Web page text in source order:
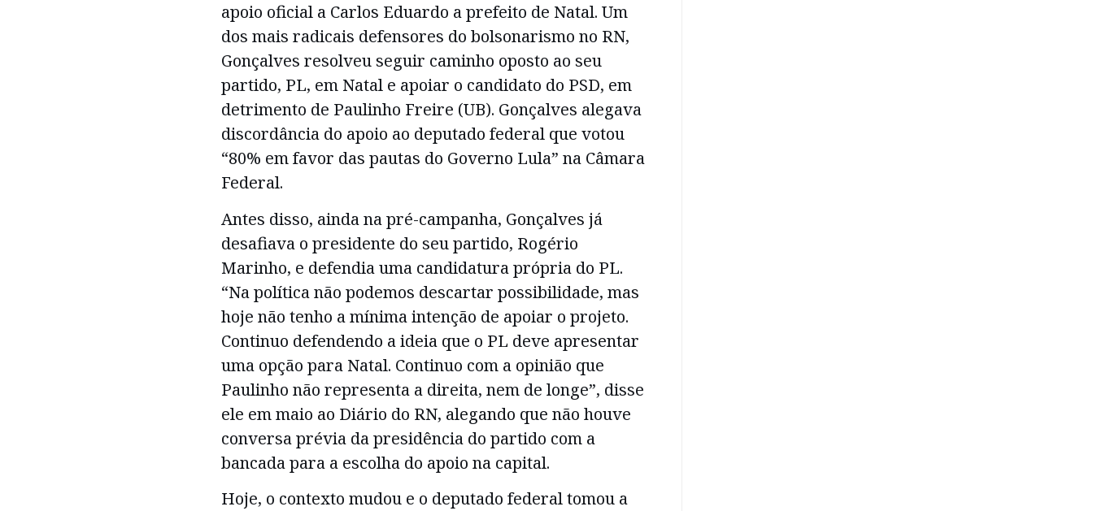
apoio oficial a Carlos Eduardo a prefeito de Natal. Um
dos mais radicais defensores do bolsonarismo no RN,
Gonçalves resolveu seguir caminho oposto ao seu
partido, PL, em Natal e apoiar o candidato do PSD, em
detrimento de Paulinho Freire (UB). Gonçalves alegava
discordância do apoio ao deputado federal que votou
“80% em favor das pautas do Governo Lula” na Câmara
Federal.
Antes disso, ainda na pré-campanha, Gonçalves já
desafiava o presidente do seu partido, Rogério
Marinho, e defendia uma candidatura própria do PL.
“Na política não podemos descartar possibilidade, mas
hoje não tenho a mínima intenção de apoiar o projeto.
Continuo defendendo a ideia que o PL deve apresentar
uma opção para Natal. Continuo com a opinião que
Paulinho não representa a direita, nem de longe”, disse
ele em maio ao Diário do RN, alegando que não houve
conversa prévia da presidência do partido com a
bancada para a escolha do apoio na capital.
Hoje, o contexto mudou e o deputado federal tomou a